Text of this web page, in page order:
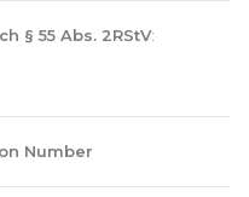
§ 55 Abs. 2RStV:
Number